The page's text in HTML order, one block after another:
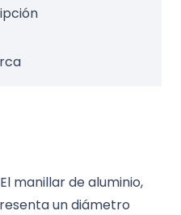
El manillar de aluminio,
un diámetro